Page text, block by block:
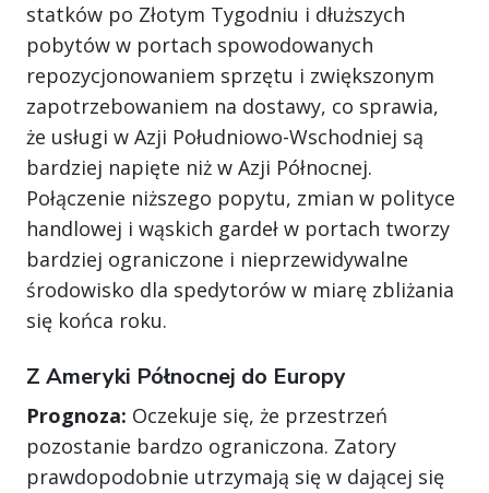
statków po Złotym Tygodniu i dłuższych
pobytów w portach spowodowanych
repozycjonowaniem sprzętu i zwiększonym
zapotrzebowaniem na dostawy, co sprawia,
że usługi w Azji Południowo-Wschodniej są
bardziej napięte niż w Azji Północnej.
Połączenie niższego popytu, zmian w polityce
handlowej i wąskich gardeł w portach tworzy
bardziej ograniczone i nieprzewidywalne
środowisko dla spedytorów w miarę zbliżania
się końca roku.
Z Ameryki Północnej do Europy
Prognoza: Oczekuje się, że przestrzeń
pozostanie bardzo ograniczona. Zatory
prawdopodobnie utrzymają się w dającej się